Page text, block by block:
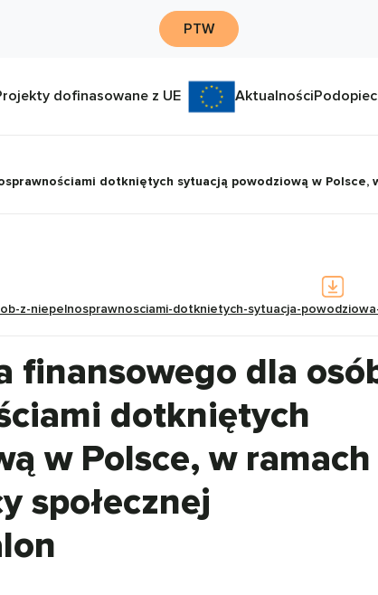
PTW
dofinasowane z UE Aktualności
dotkniętych sytuacją powodziową w Polsce,
z-niepelnosprawnosciami-dotknietych-sytuacja-
finansowego dla
dotkniętych
w Polsce, w ramach
społecznej